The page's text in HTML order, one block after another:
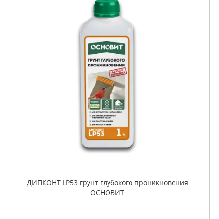
ДИПКОНТ LP53 грунт глубокого проникновения
ОСНОВИТ